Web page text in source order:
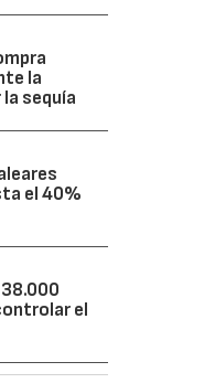
la
sequía
el 40%
el